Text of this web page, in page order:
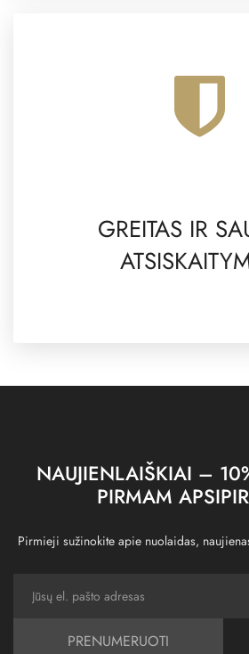
GREITAS IR
NAUJIENLAIŠKIAI –
PIRMAM
Pirmieji sužinokite apie nuolaidas,
PRENUMERUOTI